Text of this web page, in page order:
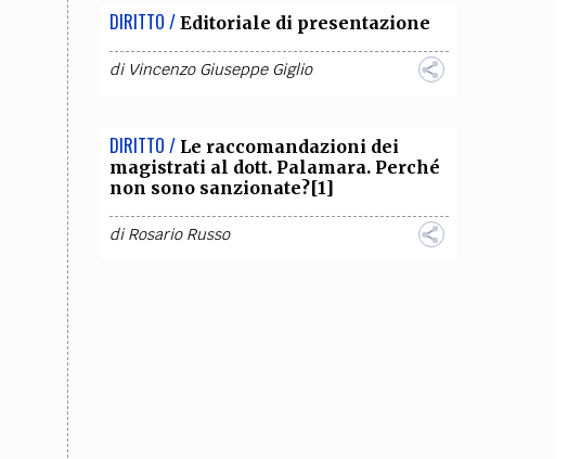
DIRITTO / Editoriale di presentazione
di Vincenzo Giuseppe Giglio
DIRITTO / Le raccomandazioni dei
magistrati al dott. Palamara. Perché
non sono sanzionate?[1]
diRosario Russo